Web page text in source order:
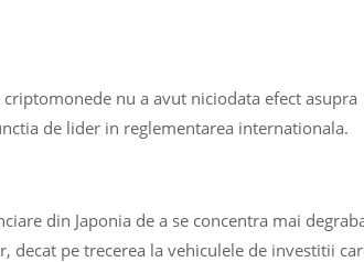
nu a avut niciodata efect asupra
de lider in reglementarea internationala.
din Japonia de a se concentra mai
pe trecerea la vehiculele de investitii